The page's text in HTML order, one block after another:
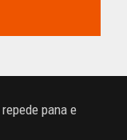
repede pana e